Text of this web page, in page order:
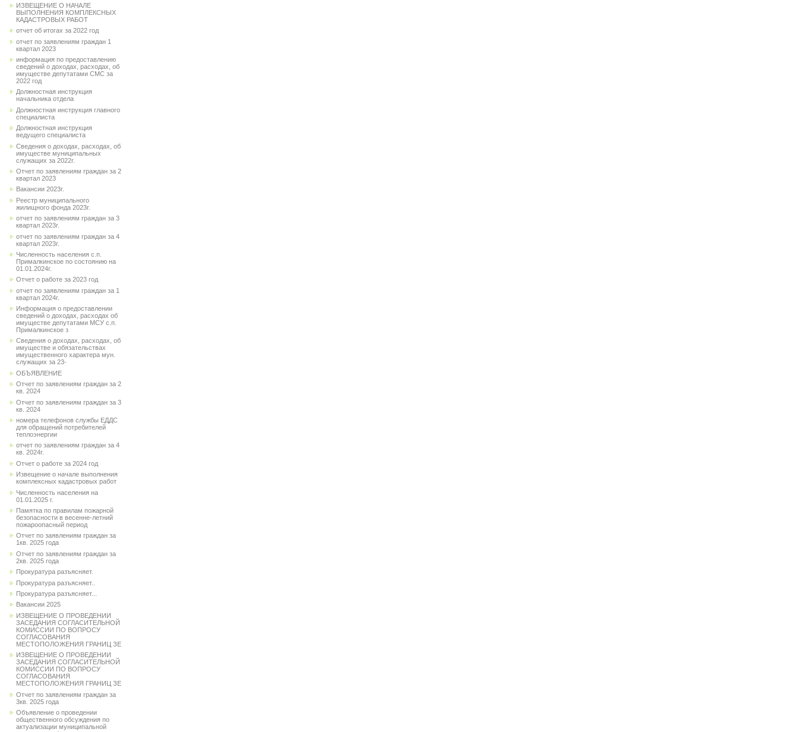
ИЗВЕЩЕНИЕ О НАЧАЛЕ
ВЫПОЛНЕНИЯ КОМПЛЕКСНЫХ
КАДАСТРОВЫХ РАБОТ
отчет об итогах за 2022 год
отчет по заявлениям граждан 1
квартал 2023
информация по предоставлению
сведений о доходах, расходах, об
имуществе депутатами СМС за
2022 год
Должностная инструкция
начальника отдела
Должностная инструкция главного
специалиста
Должностная инструкция
ведущего специалиста
Сведения о доходах, расходах, об
имуществе муниципальных
служащих за 2022г.
Отчет по заявлениям граждан за 2
квартал 2023
Вакансии 2023г.
Реестр муниципального
жилищного фонда 2023г.
отчет по заявлениям граждан за 3
квартал 2023г.
отчет по заявлениям граждан за 4
квартал 2023г.
Численность населения с.п.
Прималкинское по состоянию на
01.01.2024г.
Отчет о работе за 2023 год
отчет по заявлениям граждан за 1
квартал 2024г.
Информация о предоставлении
сведений о доходах, расходах об
имуществе депутатами МСУ с.п.
Прималкинское з
Сведения о доходах, расходах, об
имуществе и обязательствах
имущественного характера мун.
служащих за 23-
ОБЪЯВЛЕНИЕ
Отчет по заявлениям граждан за 2
кв. 2024
Отчет по заявлениям граждан за 3
кв. 2024
номера телефонов службы ЕДДС
для обращений потребителей
теплоэнергии
отчет по заявлениям граждан за 4
кв. 2024г.
Отчет о работе за 2024 год
Извещение о начале выполнения
комплексных кадастровых работ
Численность населения на
01.01.2025 г.
Памятка по правилам пожарной
безопасности в весенне-летний
пожароопасный период
Отчет по заявлениям граждан за
1кв. 2025 года
Отчет по заявлениям граждан за
2кв. 2025 года
Прокуратура разъясняет.
Прокуратура разъясняет..
Прокуратура разъясняет...
Вакансии 2025
ИЗВЕЩЕНИЕ О ПРОВЕДЕНИИ
ЗАСЕДАНИЯ СОГЛАСИТЕЛЬНОЙ
КОМИССИИ ПО ВОПРОСУ
СОГЛАСОВАНИЯ
МЕСТОПОЛОЖЕНИЯ ГРАНИЦ ЗЕ
ИЗВЕЩЕНИЕ О ПРОВЕДЕНИИ
ЗАСЕДАНИЯ СОГЛАСИТЕЛЬНОЙ
КОМИССИИ ПО ВОПРОСУ
СОГЛАСОВАНИЯ
МЕСТОПОЛОЖЕНИЯ ГРАНИЦ ЗЕ
Отчет по заявлениям граждан за
3кв. 2025 года
Объявление о проведении
общественного обсуждения по
актуализации муниципальной